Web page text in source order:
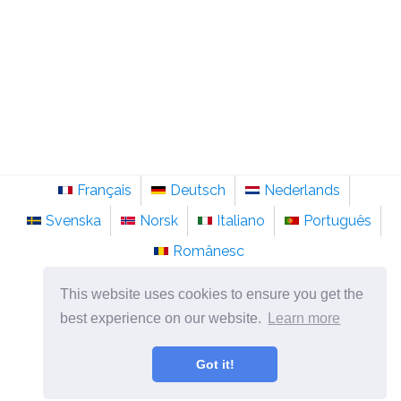
This website uses cookies to ensure you get the
best experience on our website.
Learn more
Got it!
Français Deutsch
Nederlands
Svenska
Norsk Italiano
Português
Românesc
©2026pt.sainte-anastasie.org
Psicologia, filosofia e pensamento sobre a vida.